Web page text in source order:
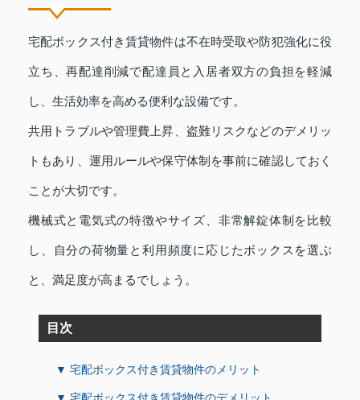
宅配ボックス付き賃貸物件は不在時受取や防犯強化に役
立ち、再配達削減で配達員と入居者双方の負担を軽減
し、生活効率を高める便利な設備です。
共用トラブルや管理費上昇、盗難リスクなどのデメリッ
トもあり、運用ルールや保守体制を事前に確認しておく
ことが大切です。
機械式と電気式の特徴やサイズ、非常解錠体制を比較
し、自分の荷物量と利用頻度に応じたボックスを選ぶ
と、満足度が高まるでしょう。
目次
▼ 宅配ボックス付き賃貸物件のメリット